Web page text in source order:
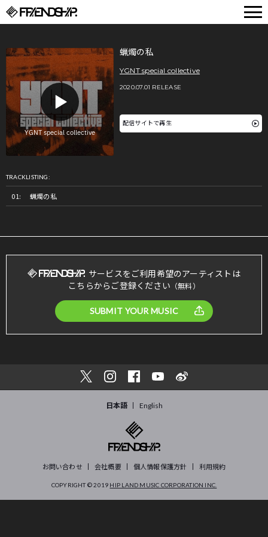
蝋燭の私
YGNT special collective
2020.07.01 RELEASE
配信サイトで再生
TRACKLISTING:
蝋燭の私
サービスをご利用希望のアーティストは
こちらからご登録ください （無料）
SUBMIT YOUR MUSIC
日本語 English
お問い合わせ 会社概要 個人情報保護方針 利用規約
COPYRIGHT © 2019 HIP LAND MUSIC CORPORATION INC.